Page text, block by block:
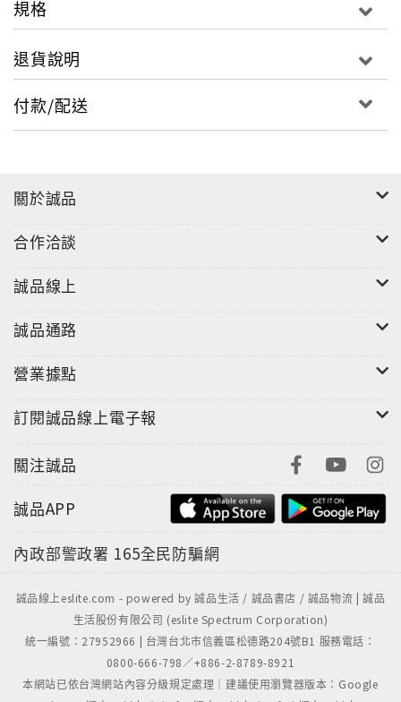
洋蔥冰聰明快速使用法
泡麵、咖哩飯、微波食品、炒飯、味噌湯、沾麵醬、醬
料、沙拉、小菜、醃漬物、冰淇淋、冰品、生奶油等
規格
退貨說明
付款/配送
關於誠品
合作洽談
誠品線上
誠品通路
營業據點
訂閱誠品線上電子報
關注誠品
誠品APP
內政部警政署 165全民防騙網
誠品線上eslite.com - powered by 誠品生活 / 誠品書店 / 誠品物流 | 誠品
生活股份有限公司 (eslite Spectrum Corporation)
統一編號：27952966 | 台灣台北市信義區松德路204號B1 服務電話：
0800-666-798／+886-2-8789-8921
本網站已依台灣網站內容分級規定處理｜建議使用瀏覽器版本：Google